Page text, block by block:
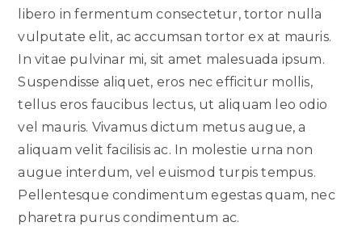
libero in fermentum consectetur, tortor nulla
vulputate elit, ac accumsan tortor ex at mauris.
In vitae pulvinar mi, sit amet malesuada ipsum.
Suspendisse aliquet, eros nec efficitur mollis,
tellus eros faucibus lectus, ut aliquam leo odio
vel mauris. Vivamus dictum metus augue, a
aliquam velit facilisis ac. In molestie urna non
augue interdum, vel euismod turpis tempus.
Pellentesque condimentum egestas quam, nec
pharetra purus condimentum ac.